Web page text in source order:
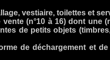
vestiaire, toilettes et
(n°10 à 16) dont une
de petits objets
de déchargement et